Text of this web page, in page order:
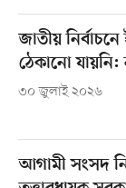
জাতীয় নির্বাচনে
ঠেকানো যায়নি:
৩০ জুলাই ২০২৬
আগামী সংসদ